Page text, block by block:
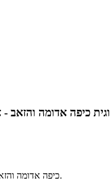
כיפה אדומה והזאב- לא כל כך תמימים.